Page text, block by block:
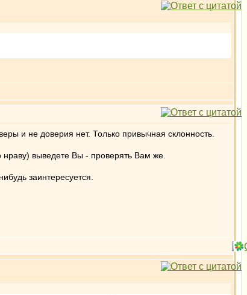
и не доверия нет. Только привычная склонность.
нраву) выведете Вы - проверять Вам же.
заинтересуется.